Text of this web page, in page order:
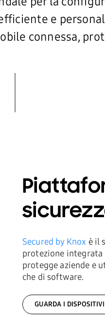
e
connessa,
Secured by Knox è il
protezione integrata
protegge aziende e
che di software.
GUARDA I